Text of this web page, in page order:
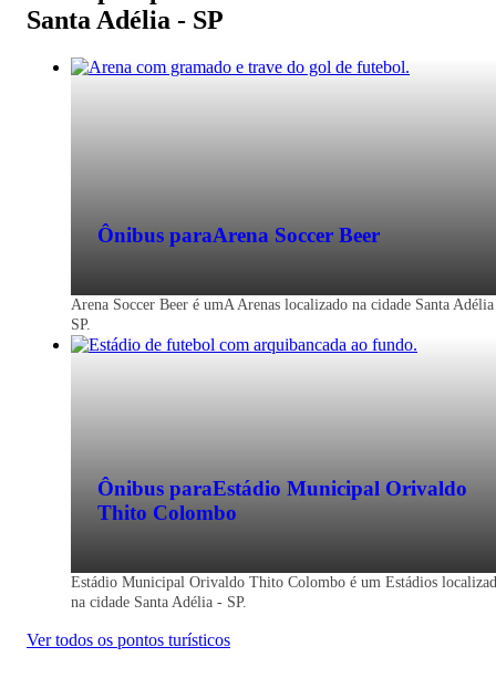
Santa Adélia - SP
Ônibus paraArena Soccer Beer
Arena Soccer Beer é umA Arenas localizado na cidade Santa
SP.
Ônibus paraEstádio Municipal Orivaldo
Thito Colombo
Estádio Municipal Orivaldo Thito Colombo é um Estádios
na cidade Santa Adélia - SP.
Ver todos os pontos turísticos